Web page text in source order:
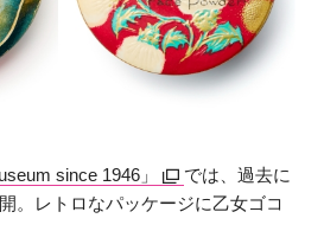
since 1946」
では、過去に
。レトロなパッケージに乙女ゴコ